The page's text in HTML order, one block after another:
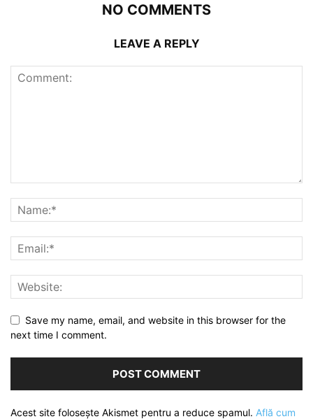
NO COMMENTS
LEAVE A REPLY
Save my name, email, and website in this browser for the
next time I comment.
Acest site folosește Akismet pentru a reduce spamul. Află cum